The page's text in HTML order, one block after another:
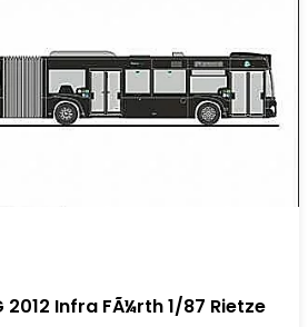
Infra FÃ¼rth 1/87 Rietze